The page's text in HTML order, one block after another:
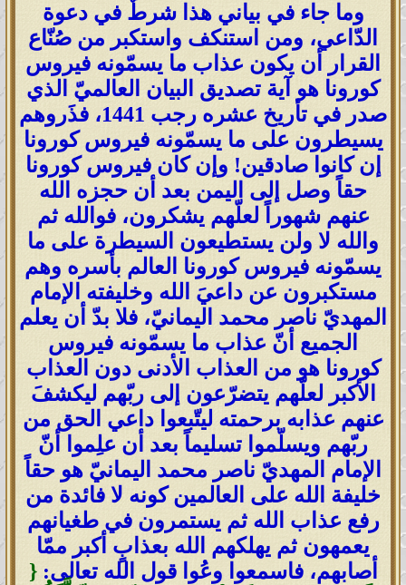
وما جاء في بياني هذا شرطٌ في دعوة
الدّاعي، ومن استنكف واستكبر من صُنّاع
القرار أن يكون عذاب ما يسمّونه فيروس
كورونا هو آية تصديق البيان العالميّ الذي
صدر في تأريخ عشره رجب 1441، فذَروهم
يسيطرون على ما يسمّونه فيروس كورونا
إن كانوا صادقين! وإن كان فيروس كورونا
حقاً وصل إلى اليمن بعد أن حجزه الله
عنهم شهوراً لعلّهم يشكرون، فوالله ثم
والله لا ولن يستطيعون السيطرة على ما
يسمّونه فيروس كورونا العالم بأسره وهم
مستكبرون عن داعيَ الله وخليفته الإمام
المهديّ ناصر محمد اليمانيّ، فلا بدّ أن يعلم
الجميع أنّ عذاب ما يسمّونه فيروس
كورونا هو من العذاب الأدنى دون العذاب
الأكبر لعلّهم يتضرّعون إلى ربّهم ليكشفَ
عنهم عذابه برحمته ليتّبعوا داعي الحق من
ربّهم ويسلّموا تسليماً بعد أن علِموا أنّ
الإمام المهديّ ناصر محمد اليمانيّ هو حقاً
خليفة الله على العالمين كونه لا فائدة من
رفع عذاب الله ثم يستمرون في طغيانهم
يعمهون ثم يهلكهم الله بعذابٍ أكبر ممّا
أصابهم، فاسمعوا وعُوا قول الله تعالى:{